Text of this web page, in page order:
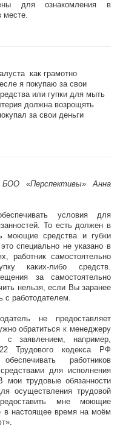
для ознакомления в
месте.
как грамотно
я покупаю за свои
или гупки для мыть
должна возрощять
за свои деньги
БОО «Перспективы» Анна
условия для
То есть должен в
моющие средства и губки
специально не указано в
работник самостоятельно
каких-либо средств.
за самостоятельно
нельзя, если Вы заранее
с работодателем.
не предоставляет
обратиться к менеджеру
заявлением, например,
Трудового кодекса РФ
работников
для исполнения
мои трудовые обязанности
осуществления трудовой
мне моющие
в настоящее время на моём